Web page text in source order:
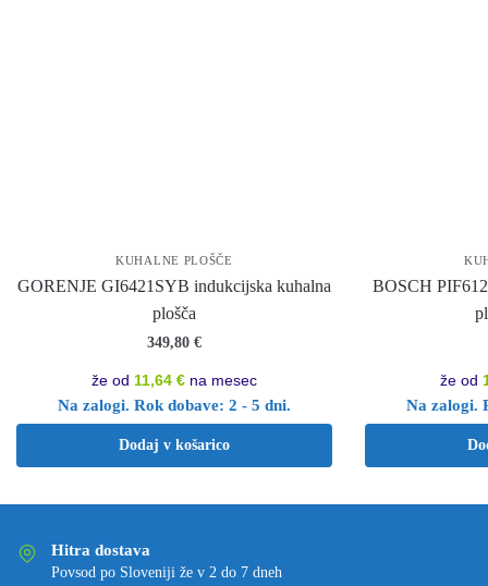
KUHALNE PLOŠČE
GORENJE GI6421SYB indukcijska kuhalna
plošča
349,80 €
že od 11,64 € na mesec
Na zalogi. Rok dobave: 2 - 5 dni.
Dodaj v košarico
BOSCH
že od
Na zalogi.
Hitra dostava
Povsod po Sloveniji že v 2 do 7 dneh